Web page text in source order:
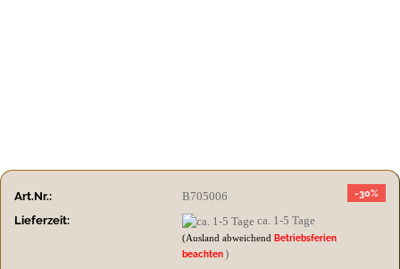
-30%
Art.Nr.:
B705006
Lieferzeit:
ca. 1-5 Tage
(Ausland abweichendBetriebsferien
beachten )